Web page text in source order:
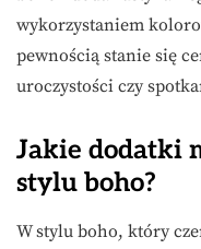
wykorzystaniem
pewnością stanie się
uroczystości czy
Jakie dodatki
stylu boho?
W stylu boho, który